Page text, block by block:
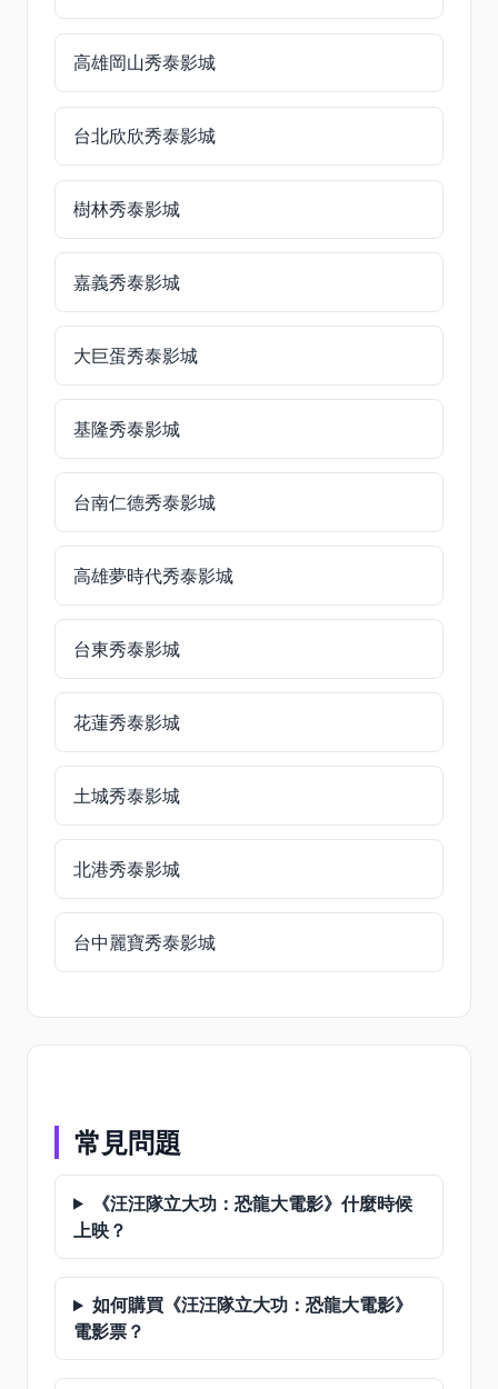
高雄岡山秀泰影城
台北欣欣秀泰影城
樹林秀泰影城
嘉義秀泰影城
大巨蛋秀泰影城
基隆秀泰影城
台南仁德秀泰影城
高雄夢時代秀泰影城
台東秀泰影城
花蓮秀泰影城
土城秀泰影城
北港秀泰影城
台中麗寶秀泰影城
常見問題
《汪汪隊立大功：恐龍大電影》什麼時候
上映？
如何購買《汪汪隊立大功：恐龍大電影》
電影票？